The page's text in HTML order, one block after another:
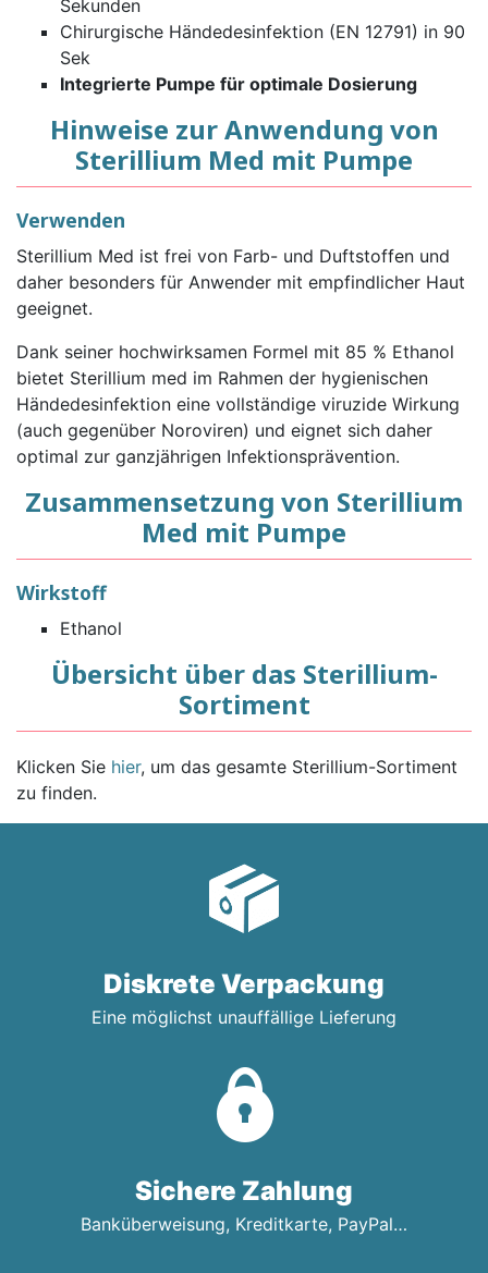
Sekunden
Chirurgische Händedesinfektion (EN 12791) in 90
Sek
Integrierte Pumpe für optimale Dosierung
Hinweise zur Anwendung von
Sterillium Med mit Pumpe
Verwenden
Sterillium Med ist frei von Farb- und Duftstoffen und
daher besonders für Anwender mit empfindlicher Haut
geeignet.
Dank seiner hochwirksamen Formel mit 85 % Ethanol
bietet Sterillium med im Rahmen der hygienischen
Händedesinfektion eine vollständige viruzide Wirkung
(auch gegenüber Noroviren) und eignet sich daher
optimal zur ganzjährigen Infektionsprävention.
Zusammensetzung von Sterillium
Med mit Pumpe
Wirkstoff
Ethanol
Übersicht über das Sterillium-
Sortiment
Klicken Sie hier, um das gesamte Sterillium-Sortiment
zu finden.
Diskrete Verpackung
Eine möglichst unauffällige Lieferung
Sichere Zahlung
Banküberweisung, Kreditkarte, PayPal…